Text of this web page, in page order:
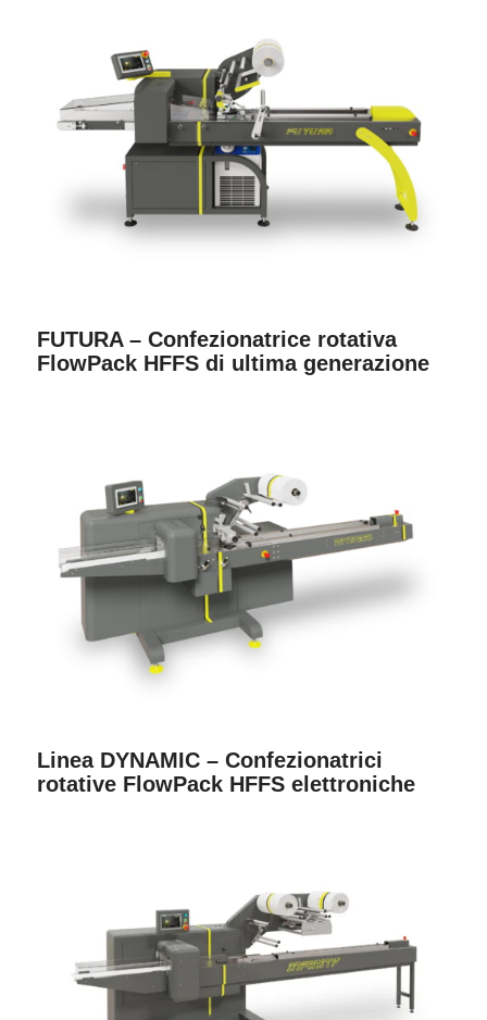
FUTURA – Confezionatrice rotativa
FlowPack HFFS di ultima generazione
Linea DYNAMIC – Confezionatrici
rotative FlowPack HFFS elettroniche